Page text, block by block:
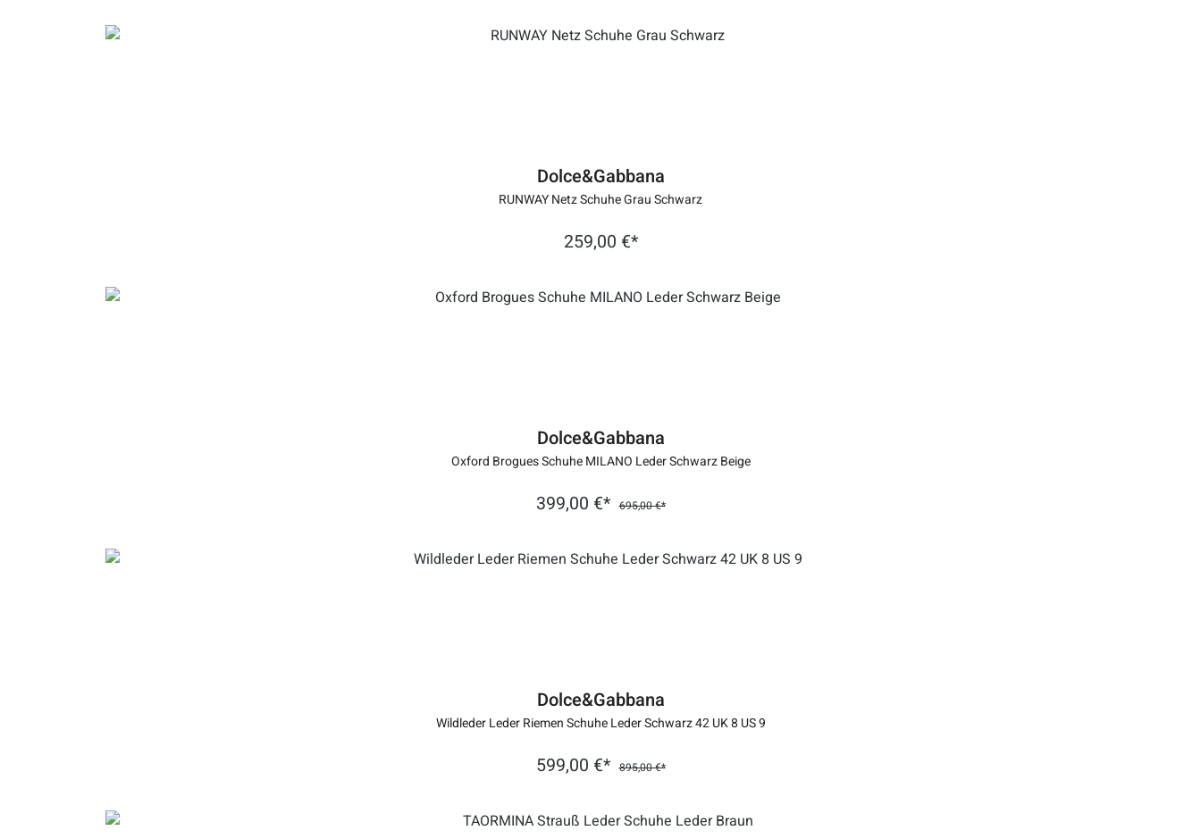
Dolce&Gabbana
RUNWAY Netz Schuhe Grau Schwarz
259,00 €*
Dolce&Gabbana
Oxford Brogues Schuhe MILANO Leder Schwarz Beige
399,00 €* 695,00 €*
Dolce&Gabbana
Wildleder Leder Riemen Schuhe Leder Schwarz 42 UK 8 US 9
599,00 €* 895,00 €*